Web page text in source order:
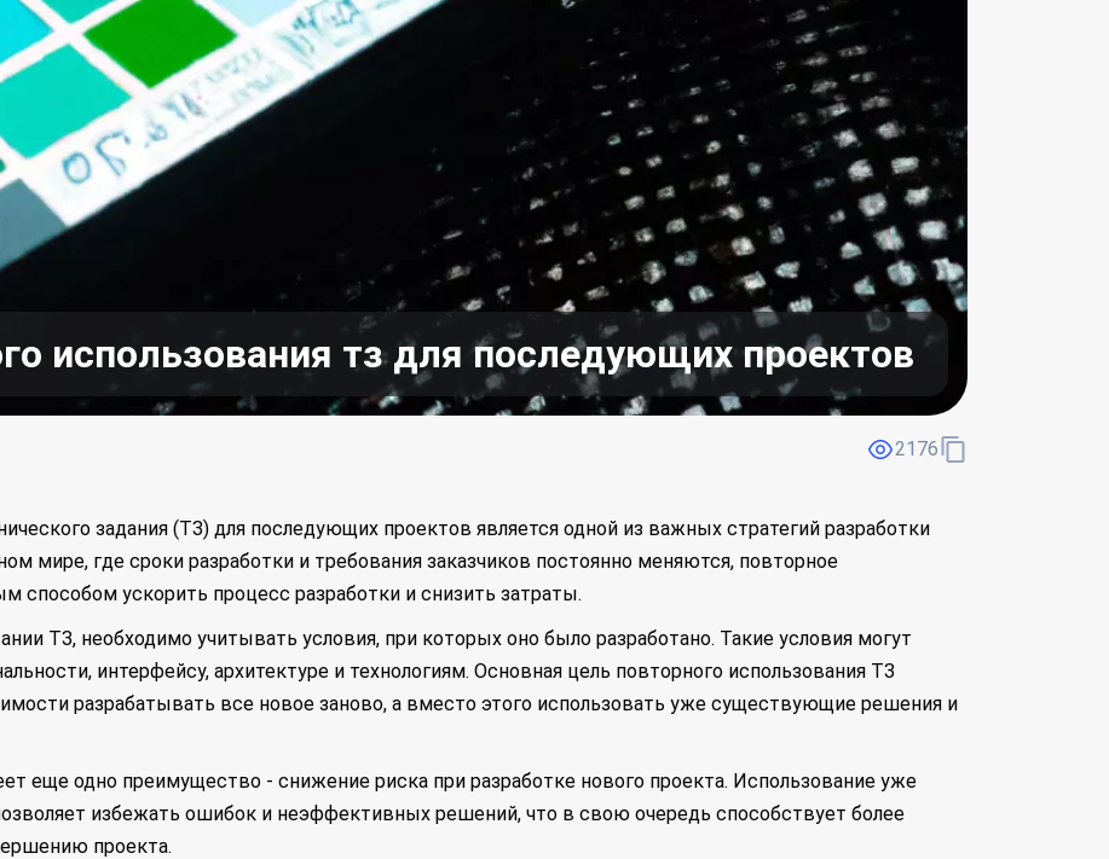
использования тз для последующих проектов
2176
задания (ТЗ) для последующих проектов является одной из важных стратегий разработки
мире, где сроки разработки и требования заказчиков постоянно меняются, повторное
способом ускорить процесс разработки и снизить затраты.
ТЗ, необходимо учитывать условия, при которых оно было разработано. Такие условия могут
интерфейсу, архитектуре и технологиям. Основная цель повторного использования ТЗ
разрабатывать все новое заново, а вместо этого использовать уже существующие решения и
еще одно преимущество - снижение риска при разработке нового проекта. Использование уже
избежать ошибок и неэффективных решений, что в свою очередь способствует более
проекта.